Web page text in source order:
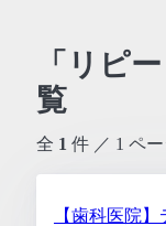
「リピ
覧
全 1 件 ／ 1 ペ
【歯科医院